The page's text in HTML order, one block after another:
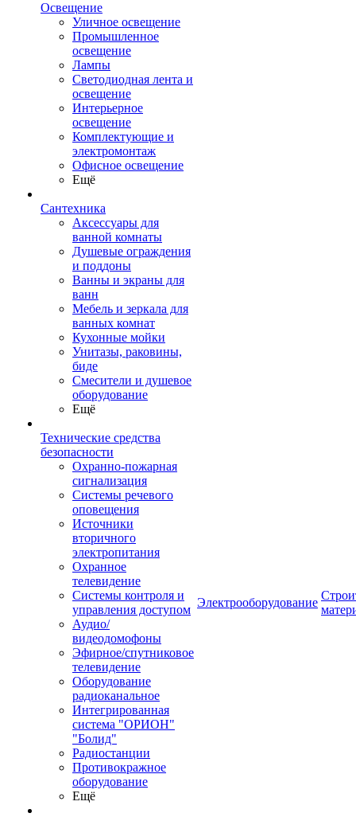
Освещение
Уличное освещение
Промышленное
освещение
Лампы
Светодиодная лента и
освещение
Интерьерное
освещение
Комплектующие и
электромонтаж
Офисное освещение
Ещё
Сантехника
Аксессуары для
ванной комнаты
Душевые ограждения
и поддоны
Ванны и экраны для
ванн
Мебель и зеркала для
ванных комнат
Кухонные мойки
Унитазы, раковины,
биде
Смесители и душевое
оборудование
Ещё
Технические средства
безопасности
Охранно-пожарная
сигнализация
Системы речевого
оповещения
Источники
вторичного
электропитания
Охранное
телевидение
Системы контроля и
управления доступом
Аудио/
видеодомофоны
Эфирное/спутниковое
телевидение
Оборудование
радиоканальное
Интегрированная
система "ОРИОН"
"Болид"
Радиостанции
Противокражное
оборудование
Ещё
Электрооборудование